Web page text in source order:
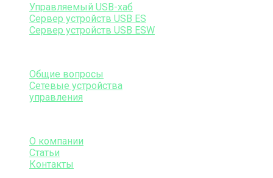
Управляемый USB-хаб
Сервер устройств USB ES
Сервер устройств USB ESW
Общие вопросы
Сетевые устройства
управления
О компании
Статьи
Контакты